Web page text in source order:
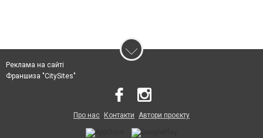
Реклама на сайті
Франшиза "CitySites"
Про нас Контакти Автори проєкту